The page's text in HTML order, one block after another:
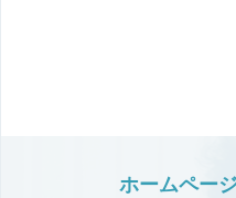
ホームペー